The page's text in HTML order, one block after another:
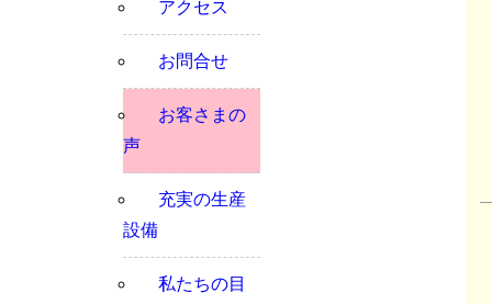
アクセス
お問合せ
お客さまの
声
充実の生産
設備
私たちの目